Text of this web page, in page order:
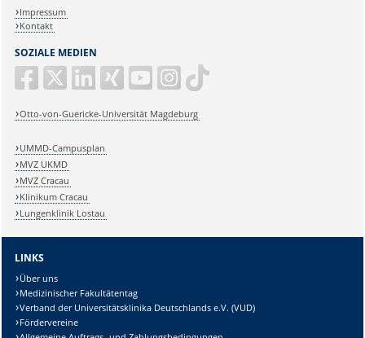
SOZIALE MEDIEN
Otto-von-Guericke-Universität Magdeburg
Impressum
Kontakt
UMMD-Campusplan
MVZ UKMD
MVZ Cracau
Klinikum Cracau
Lungenklinik Lostau
LINKS
Über uns
Medizinischer Fakultätentag
Verband der Universitätsklinika Deutschlands e.V. (VUD)
Fördervereine